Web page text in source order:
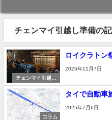
チェンマイ引越し準備の
チェンマイ引越し
準備
ロイクラトン
2025年11月7日
コラム
タイで自動車
2025年7月6日